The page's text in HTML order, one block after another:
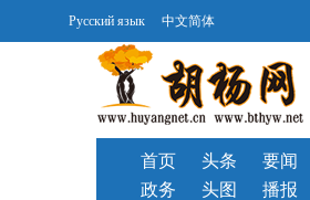
Русский язык 中文简体
首页 头条
要闻
政务
头图 播报